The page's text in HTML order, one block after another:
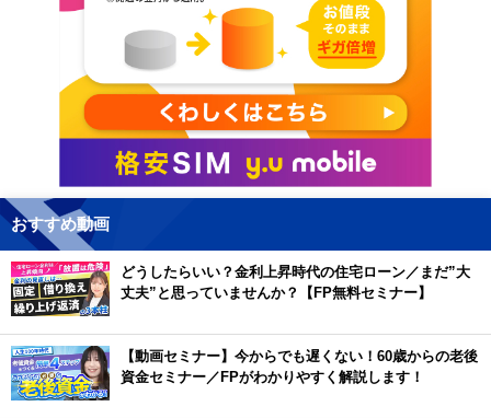
おすすめ動画
どうしたらいい？金利上昇時代の住宅ローン／まだ”大
丈夫”と思っていませんか？【FP無料セミナー】
【動画セミナー】今からでも遅くない！60歳からの老後
資金セミナー／FPがわかりやすく解説します！